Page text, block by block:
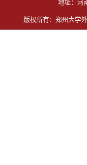
地址：河
版权所有：郑州大学